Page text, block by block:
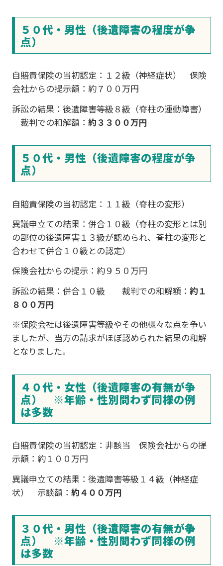
５０代・男性（後遺障害の程度が争
点）
自賠責保険の当初認定：１２級（神経症状） 保険
会社からの提示額：約７００万円
訴訟の結果：後遺障害等級８級（脊柱の運動障害）
裁判での和解額： 約３３００万円
５０代・男性（後遺障害の程度が争
点）
自賠責保険の当初認定：１１級（脊柱の変形）
異議申立ての結果：併合１０級（脊柱の変形とは別
の部位の後遺障害１３級が認められ、脊柱の変形と
合わせて併合１０級との認定）
保険会社からの提示：約９５０万円
訴訟の結果：併合１０級 裁判での和解額： 約１
８００万円
※保険会社は後遺障害等級やその他様々な点を争い
ましたが、当方の請求がほぼ認められた結果の和解
となりました。
４０代・女性（後遺障害の有無が争
点） ※年齢・性別問わず同様の例
は多数
自賠責保険の当初認定：非該当 保険会社からの提
示額：約１００万円
異議申立ての結果：後遺障害等級１４級（神経症
状） 示談額： 約４００万円
３０代・男性（後遺障害の有無が争
点） ※年齢・性別問わず同様の例
は多数